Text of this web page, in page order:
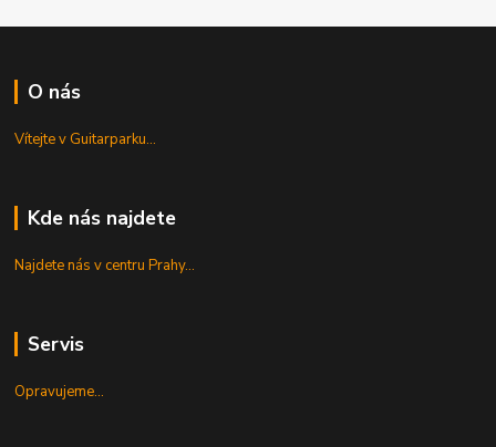
O nás
Vítejte v Guitarparku...
Kde nás najdete
Najdete nás v centru Prahy...
Servis
Opravujeme...